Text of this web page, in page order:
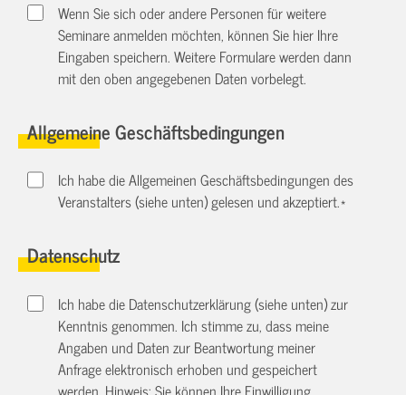
Wenn Sie sich oder andere Personen für weitere
Seminare anmelden möchten, können Sie hier Ihre
Eingaben speichern. Weitere Formulare werden dann
mit den oben angegebenen Daten vorbelegt.
Allgemeine Geschäftsbedingungen
Ich habe die Allgemeinen Geschäftsbedingungen des
Veranstalters (siehe unten) gelesen und akzeptiert.*
Datenschutz
Ich habe die Datenschutzerklärung (siehe unten) zur
Kenntnis genommen. Ich stimme zu, dass meine
Angaben und Daten zur Beantwortung meiner
Anfrage elektronisch erhoben und gespeichert
werden. Hinweis: Sie können Ihre Einwilligung